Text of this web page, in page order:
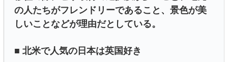
の人たちがフレンドリーであること、景色が美
しいことなどが理由だとしている。
■ 北米で人気の日本は英国好き